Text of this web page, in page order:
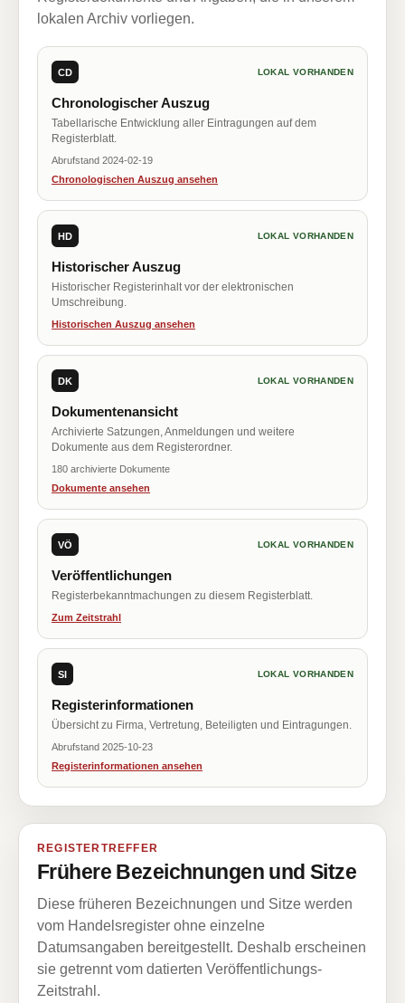
lokalen Archiv vorliegen.
CD LOKAL VORHANDEN
Chronologischer Auszug
Tabellarische Entwicklung aller Eintragungen auf dem
Registerblatt.
Abrufstand 2024-02-19
Chronologischen Auszug ansehen
HD LOKAL VORHANDEN
Historischer Auszug
Historischer Registerinhalt vor der elektronischen
Umschreibung.
Historischen Auszug ansehen
DK LOKAL VORHANDEN
Dokumentenansicht
Archivierte Satzungen, Anmeldungen und weitere
Dokumente aus dem Registerordner.
180 archivierte Dokumente
Dokumente ansehen
VÖ LOKAL VORHANDEN
Veröffentlichungen
Registerbekanntmachungen zu diesem Registerblatt.
Zum Zeitstrahl
SI LOKAL VORHANDEN
Registerinformationen
Übersicht zu Firma, Vertretung, Beteiligten und Eintragungen.
Abrufstand 2025-10-23
Registerinformationen ansehen
REGISTERTREFFER
Frühere Bezeichnungen und Sitze
Diese früheren Bezeichnungen und Sitze werden
vom Handelsregister ohne einzelne
Datumsangaben bereitgestellt. Deshalb erscheinen
sie getrennt vom datierten Veröffentlichungs-
Zeitstrahl.